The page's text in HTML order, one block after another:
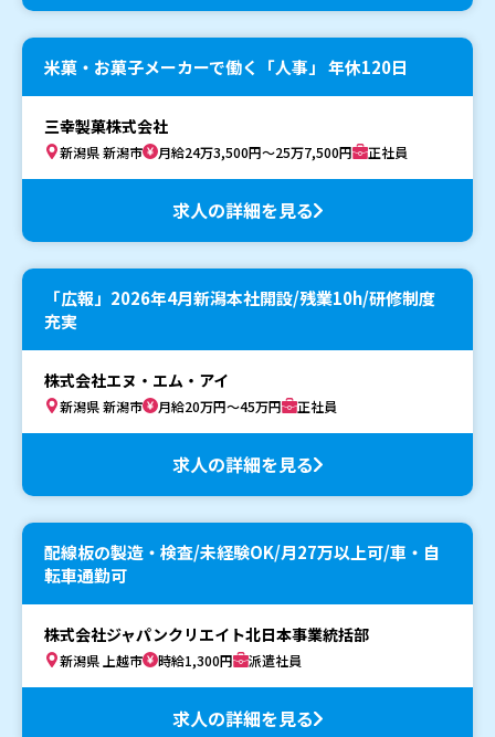
米菓・お菓子メーカーで働く「人事」 年休120日
三幸製菓株式会社
新潟県 新潟市 月給24万3,500円～25万7,500円 正社員
求人の詳細を見る
「広報」2026年4月新潟本社開設/残業10h/研修制度
充実
株式会社エヌ・エム・アイ
新潟県 新潟市 月給20万円～45万円 正社員
求人の詳細を見る
配線板の製造・検査/未経験OK/月27万以上可/車・自
転車通勤可
株式会社ジャパンクリエイト北日本事業統括部
新潟県 上越市 時給1,300円 派遣社員
求人の詳細を見る